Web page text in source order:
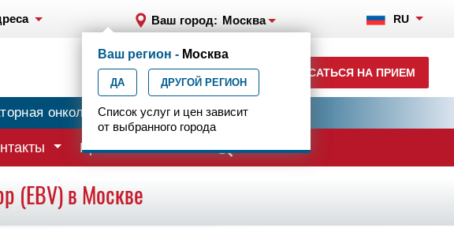
Ваш город: Москва RU
8 (499) 785-91-45
ежедневно с 07:00 до 23:00
ЗАПИСАТЬСЯ НА ПРИЕМ
Ваш регион - Москва
ДА ДРУГОЙ РЕГИОН
Список услуг и цен зависит
от выбранного города
онкология Центр эпилептологии
Врачи
(EBV) в Москве